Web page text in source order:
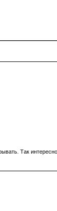
Так